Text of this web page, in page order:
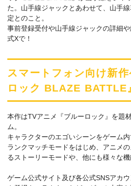
た。山手線ジャックとあわせて、山手
定とのこと。
事前登録受付や山手線ジャックの詳細
式Xで！
スマートフォン向け新
ロック BLAZE BATTLE
本作はTVアニメ『ブルーロック』を題
ム。
キャラクターのエゴいシーンをゲーム
ランクマッチモードをはじめ、アニメ
るストーリーモードや、他にも様々な機
ゲーム公式サイト及び各公式SNSアカ